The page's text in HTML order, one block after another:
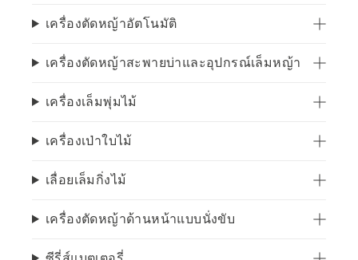
เครื่องตัดหญ้าอัตโนมัติ
เครื่องตัดหญ้าสะพายบ่าและอุปกรณ์เล็มหญ้า
เครื่องเล็มพุ่มไม้
เครื่องเป่าใบไม้
เลื่อยเล็มกิ่งไม้
เครื่องตัดหญ้าด้านหน้าแบบนั่งขับ